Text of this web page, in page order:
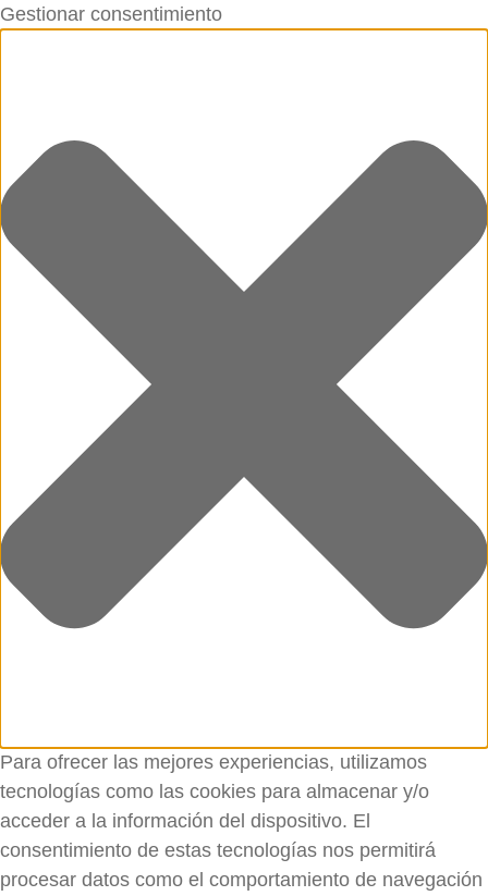
Gestionar consentimiento
Para ofrecer las mejores experiencias, utilizamos
tecnologías como las cookies para almacenar y/o
acceder a la información del dispositivo. El
consentimiento de estas tecnologías nos permitirá
procesar datos como el comportamiento de navegación